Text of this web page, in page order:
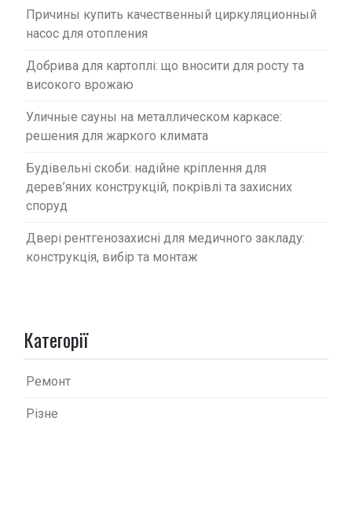
Причины купить качественный циркуляционный
насос для отопления
Добрива для картоплі: що вносити для росту та
високого врожаю
Уличные сауны на металлическом каркасе:
решения для жаркого климата
Будівельні скоби: надійне кріплення для
дерев’яних конструкцій, покрівлі та захисних
споруд
Двері рентгенозахисні для медичного закладу:
конструкція, вибір та монтаж
Категорії
Ремонт
Різне